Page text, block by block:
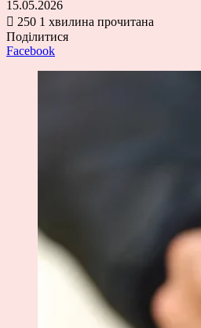
15.05.2026
250 1 хвилина прочитана
Поділитися
Facebook